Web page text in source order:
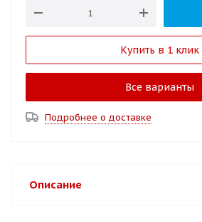
Купить в 1 клик
Все варианты
Подробнее о доставке
Описание